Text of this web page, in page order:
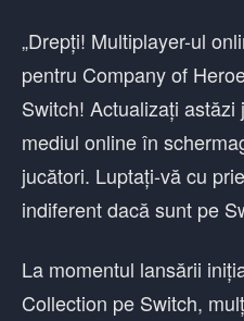
„Drepți! Multiplayer-ul
pentru Company of
Switch! Actualizați
mediul online în
jucători. Luptați-vă cu
indiferent dacă sunt pe
La momentul lansării
Collection pe Switch,